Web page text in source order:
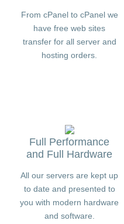
From cPanel to cPanel we
have free web sites
transfer for all server and
hosting orders.
Full Performance
and Full Hardware
All our servers are kept up
to date and presented to
you with modern hardware
and software.